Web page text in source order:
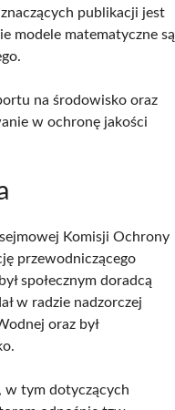
publikacji jest
modele matematyczne są
na środowisko oraz
w ochronę jakości
Komisji Ochrony
przewodniczącego
społecznym doradcą
w radzie nadzorczej
oraz był
w tym dotyczących